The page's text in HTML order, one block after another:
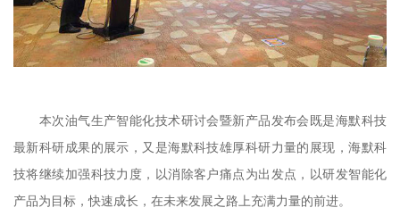
本次油气生产智能化技术研讨会暨新产品发布会既是海默科技
最新科研成果的展示，又是海默科技雄厚科研力量的展现，海默科
技将继续加强科技力度，以消除客户痛点为出发点，以研发智能化
产品为目标，快速成长，在未来发展之路上充满力量的前进。